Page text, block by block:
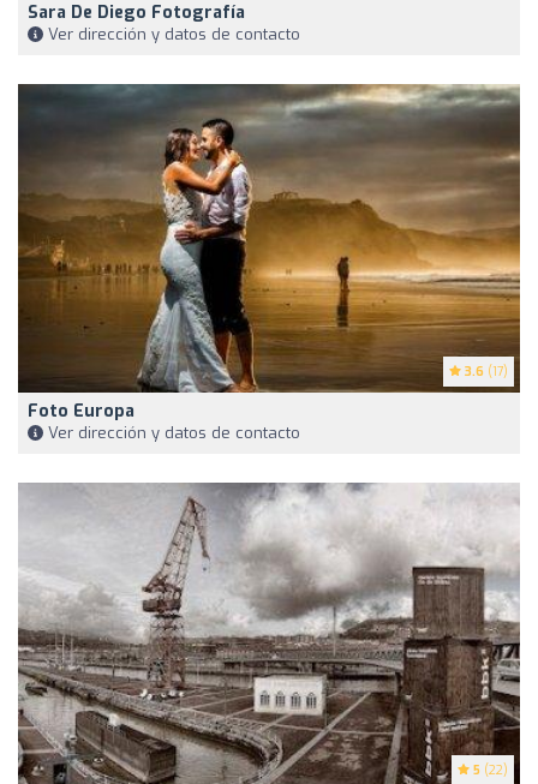
Sara De Diego Fotografía
Ver dirección y datos de contacto
3.6 (17)
Foto Europa
Ver dirección y datos de contacto
5 (22)